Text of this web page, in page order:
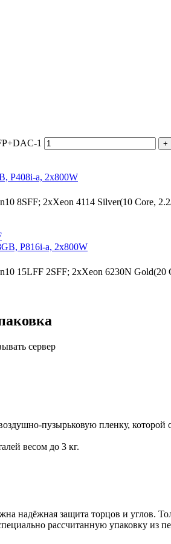
1 +
P408i-a, 2x800W
8SFF; 2xXeon 4114 Silver(10 Core,
P816i-a, 2x800W
15LFF 2SFF; 2xXeon 6230N
сервер
пузырьковую пленку,
весом до 3 кг.
надёжная защита торцов и углов.
расcчитанную упаковку из